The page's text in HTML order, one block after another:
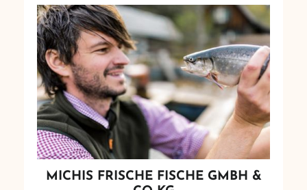
MICHIS FRISCHE FISCHE GMBH &